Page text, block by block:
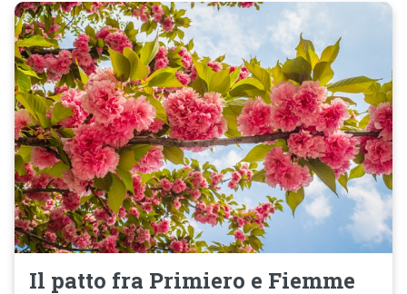
Il patto fra Primiero e Fiemme